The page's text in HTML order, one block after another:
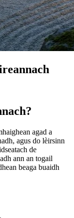
agad a
agus do lèirsinn
de
ann an togail
beaga buaidh